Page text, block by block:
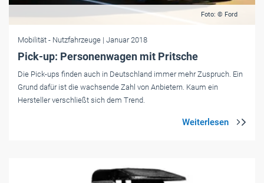
Foto: © Ford
Mobilität - Nutzfahrzeuge | Januar 2018
Pick-up: Personenwagen mit Pritsche
Die Pick-ups finden auch in Deutschland immer mehr Zuspruch. Ein
Grund dafür ist die wachsende Zahl von Anbietern. Kaum ein
Hersteller verschließt sich dem Trend.